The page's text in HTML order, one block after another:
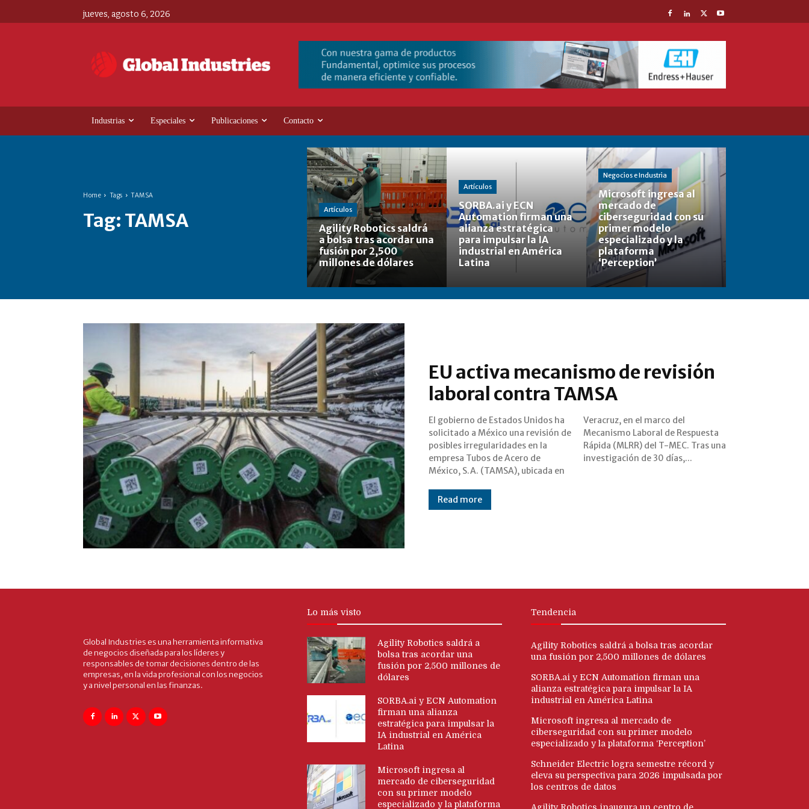
jueves, agosto 6, 2026
Industrias Especiales Publicaciones Contacto
Home Tags TAMSA
Tag: TAMSA Artículos
Agility Robotics saldrá
a bolsa tras acordar una
fusión por 2,500
millones de dólares
Artículos
SORBA.ai y ECN
Automation firman una
alianza estratégica
para impulsar la IA
industrial en América
Latina
Negocios e Industria
Microsoft ingresa al
mercado de
ciberseguridad con su
primer modelo
especializado y la
plataforma
‘Perception’
EU activa mecanismo de revisión
laboral contra TAMSA
El gobierno de Estados Unidos ha
solicitado a México una revisión de
posibles irregularidades en la
empresa Tubos de Acero de
México, S.A. (TAMSA), ubicada en
Veracruz, en el marco del
Mecanismo Laboral de Respuesta
Rápida (MLRR) del T-MEC. Tras una
investigación de 30 días,...
Read more
Global Industries es una herramienta informativa
de negocios diseñada para los líderes y
responsables de tomar decisiones dentro de las
empresas, en la vida profesional con los negocios
y a nivel personal en las finanzas.
Lo más visto
Agility Robotics saldrá a
bolsa tras acordar una
fusión por 2,500 millones de
dólares
SORBA.ai y ECN Automation
firman una alianza
estratégica para impulsar la
IA industrial en América
Latina
Microsoft ingresa al
mercado de ciberseguridad
con su primer modelo
especializado y la plataforma
Tendencia
Agility Robotics saldrá a bolsa tras acordar
una fusión por 2,500 millones de dólares
SORBA.ai y ECN Automation firman una
alianza estratégica para impulsar la IA
industrial en América Latina
Microsoft ingresa al mercado de
ciberseguridad con su primer modelo
especializado y la plataforma ‘Perception’
Schneider Electric logra semestre récord y
eleva su perspectiva para 2026 impulsada por
los centros de datos
Agility Robotics inaugura un centro de